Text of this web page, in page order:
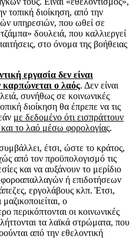
τοπική διοίκηση, από την
υπηρεσιών, που ωθεί σε
δουλειά, που καλλιεργεί
στο όνομα της βοήθειας
εργασία δεν είναι
καρπώνεται ο λαός. Δεν είναι
συνήθως σε κοινωνικές
διοίκηση θα έπρεπε να τις
με δεδομένο ότι εισπράττουν
το λαό μέσω φορολογίας.
έτσι, ώστε το κράτος,
από τον προϋπολογισμό τις
και να αυξάνουν το μερίδιο
ή επιδοτήσεων
εργολάβους κλπ. Έτσι,
ο
περικόπτονται οι κοινωνικές
τα λαϊκά στρώματα, που
από την εθελοντική